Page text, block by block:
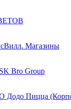
Магазины
Bro Group
Додо Пицца